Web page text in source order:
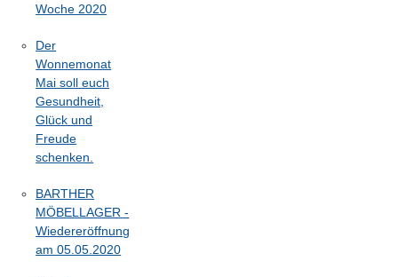
Woche 2020
Der
Wonnemonat
Mai soll euch
Gesundheit,
Glück und
Freude
schenken.
BARTHER
MÖBELLAGER -
Wiedereröffnung
am 05.05.2020